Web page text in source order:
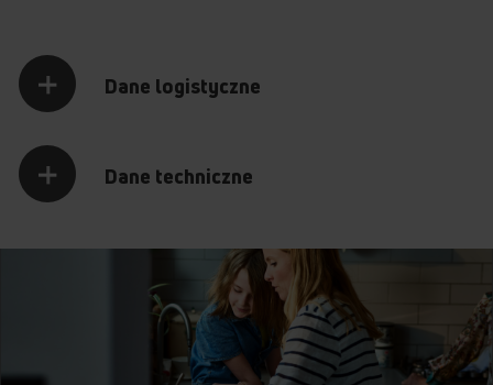
Dane logistyczne
Dane techniczne